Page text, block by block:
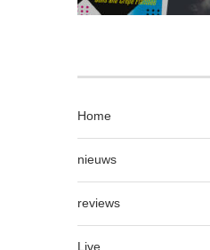
Home
nieuws
reviews
Live